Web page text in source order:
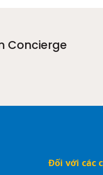
Concierge
Đối với các